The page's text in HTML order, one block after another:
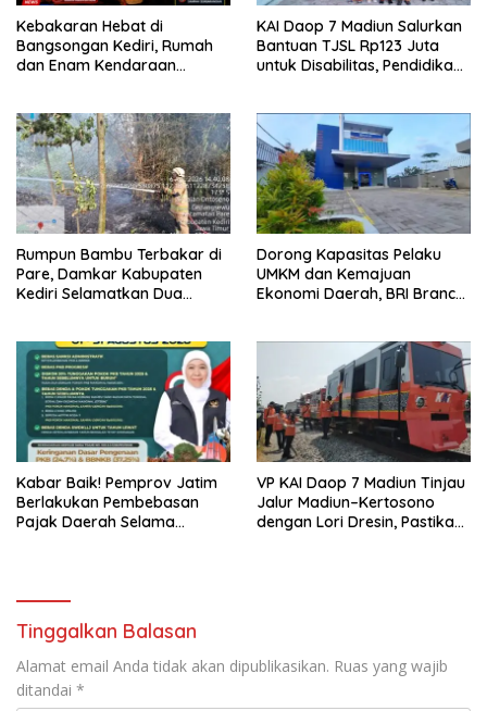
Kebakaran Hebat di
Bangsongan Kediri, Rumah
dan Enam Kendaraan
KAI Daop 7 Madiun Salurkan
Bantuan TJSL Rp123 Juta
untuk Disabilitas, Pendidikan,
Rumpun Bambu Terbakar di
Pare, Damkar Kabupaten
Kediri Selamatkan Dua
Dorong Kapasitas Pelaku
UMKM dan Kemajuan
Ekonomi Daerah, BRI Branch
Kabar Baik! Pemprov Jatim
Berlakukan Pembebasan
Pajak Daerah Selama
VP KAI Daop 7 Madiun Tinjau
Jalur Madiun–Kertosono
dengan Lori Dresin, Pastikan
Tinggalkan Balasan
Alamat email Anda tidak akan dipublikasikan. Ruas yang wajib
ditandai *